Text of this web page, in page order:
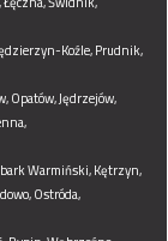
Koźle,Prudnik,
Opatów,Jędrzejów,
Warmiński,Kętrzyn,
Ostróda,